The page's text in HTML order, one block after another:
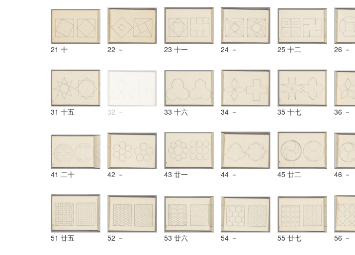
21 十 22 － 23 十一 24 － 25 十二 26 －
31 十五 32 － 33 十六 34 － 35 十七 36 －
41 二十 42 － 43 廿一 44 － 45 廿二 46 －
51 廿五 52 － 53 廿六 54 － 55 廿七 56 －